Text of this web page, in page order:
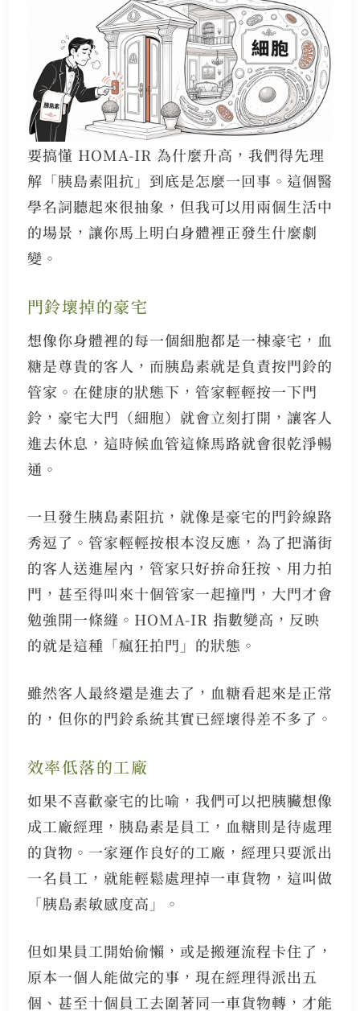
要搞懂 HOMA-IR 為什麼升高，我們得先理
解「胰島素阻抗」到底是怎麼一回事。這個醫
學名詞聽起來很抽象，但我可以用兩個生活中
的場景，讓你馬上明白身體裡正發生什麼劇
變。
門鈴壞掉的豪宅
想像你身體裡的每一個細胞都是一棟豪宅，血
糖是尊貴的客人，而胰島素就是負責按門鈴的
管家。在健康的狀態下，管家輕輕按一下門
鈴，豪宅大門（細胞）就會立刻打開，讓客人
進去休息，這時候血管這條馬路就會很乾淨暢
通。
一旦發生胰島素阻抗，就像是豪宅的門鈴線路
秀逗了。管家輕輕按根本沒反應，為了把滿街
的客人送進屋內，管家只好拚命狂按、用力拍
門，甚至得叫來十個管家一起撞門，大門才會
勉強開一條縫。HOMA-IR 指數變高，反映
的就是這種「瘋狂拍門」的狀態。
雖然客人最終還是進去了，血糖看起來是正常
的，但你的門鈴系統其實已經壞得差不多了。
效率低落的工廠
如果不喜歡豪宅的比喻，我們可以把胰臟想像
成工廠經理，胰島素是員工，血糖則是待處理
的貨物。一家運作良好的工廠，經理只要派出
一名員工，就能輕鬆處理掉一車貨物，這叫做
「胰島素敏感度高」。
但如果員工開始偷懶，或是搬運流程卡住了，
原本一個人能做完的事，現在經理得派出五
個、甚至十個員工去圍著同一車貨物轉，才能